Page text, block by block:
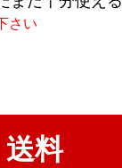
さい
送料